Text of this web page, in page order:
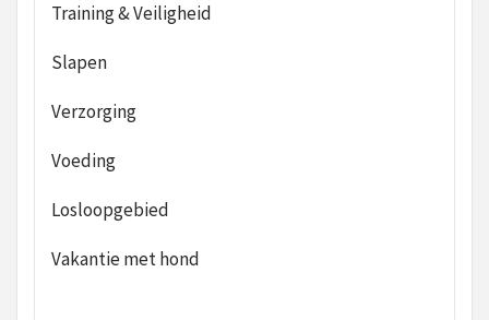
Training & Veiligheid
Slapen
Verzorging
Voeding
Losloopgebied
Vakantie met hond